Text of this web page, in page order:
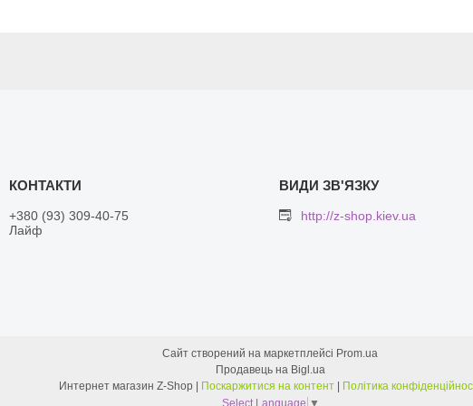
+380 (93) 309-40-75
Лайф
http://z-shop.kiev.ua
Сайт створений на маркетплейсі Prom.ua
Продавець на Bigl.ua
Поскаржитися на контент
Політика
Select Language ▼